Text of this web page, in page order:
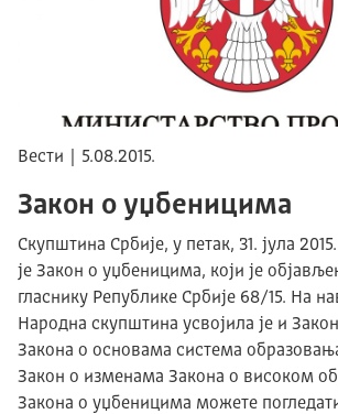
Вести | 5.08.2015.
Закон о уџбеницима
Скупштина Србије, у петак, 31. јула
је Закон о уџбеницима, који је
гласнику Републике Србије 68/15. На
Народна скупштина усвојила је и
Закона о основама система
Закон о изменама Закона о високом
Закона о уџбеницима можете